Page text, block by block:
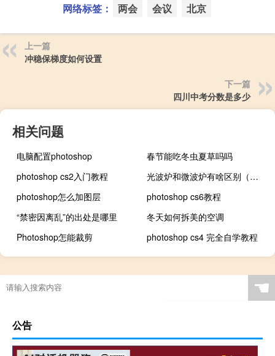
网络标签： 两会 会议 北京
上一篇
冲稳保梯度如何设置
下一篇
四川中考分数是多少
相关问题
电脑配置photoshop
春节能吃冬虫夏草吗吗
photoshop cs2入门教程
光波炉和微波炉有啥区别（微波炉与光波炉有什么区别）
photoshop怎么加图层
photoshop cs6教程
“禁密因离乱”的出处是哪里
冬天如何拆美的空调
Photoshop怎能裁剪
photoshop cs4 完全自学教程
☚
公告